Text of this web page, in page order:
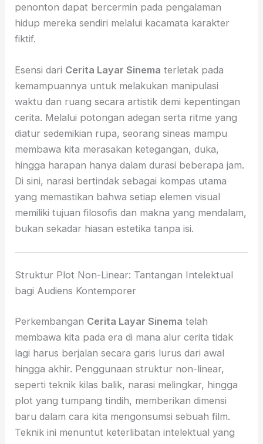
penonton dapat bercermin pada pengalaman
hidup mereka sendiri melalui kacamata karakter
fiktif.
Esensi dari Cerita Layar Sinema terletak pada
kemampuannya untuk melakukan manipulasi
waktu dan ruang secara artistik demi kepentingan
cerita. Melalui potongan adegan serta ritme yang
diatur sedemikian rupa, seorang sineas mampu
membawa kita merasakan ketegangan, duka,
hingga harapan hanya dalam durasi beberapa jam.
Di sini, narasi bertindak sebagai kompas utama
yang memastikan bahwa setiap elemen visual
memiliki tujuan filosofis dan makna yang mendalam,
bukan sekadar hiasan estetika tanpa isi.
Struktur Plot Non-Linear: Tantangan Intelektual
bagi Audiens Kontemporer
Perkembangan Cerita Layar Sinema telah
membawa kita pada era di mana alur cerita tidak
lagi harus berjalan secara garis lurus dari awal
hingga akhir. Penggunaan struktur non-linear,
seperti teknik kilas balik, narasi melingkar, hingga
plot yang tumpang tindih, memberikan dimensi
baru dalam cara kita mengonsumsi sebuah film.
Teknik ini menuntut keterlibatan intelektual yang